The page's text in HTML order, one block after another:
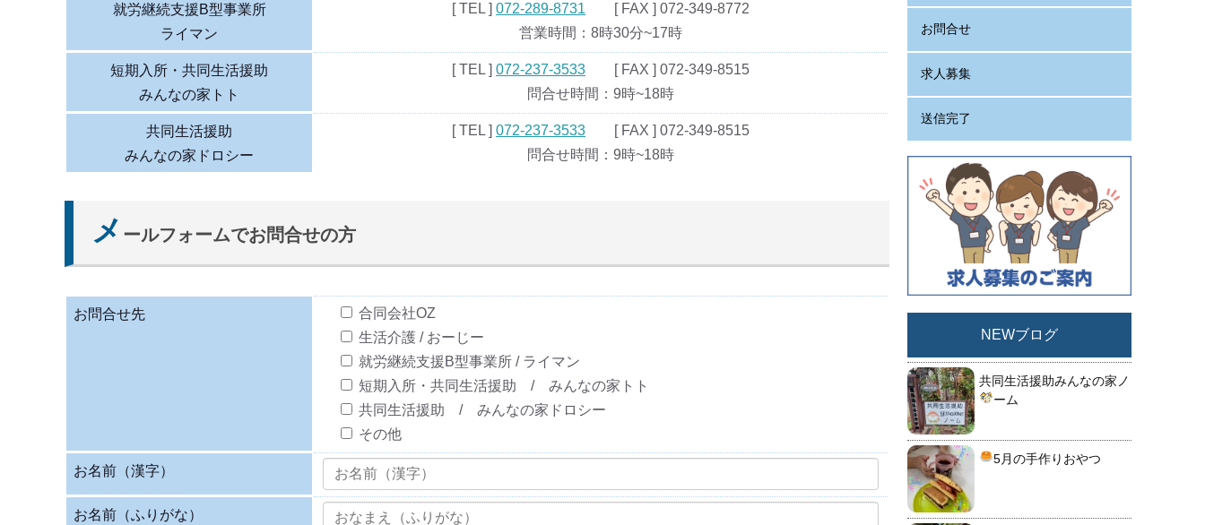
就労継続支援B型事業所
ライマン
[ TEL ] 072-289-8731 [ FAX ] 072-349-8772
営業時間：8時30分~17時
短期入所・共同生活援助
みんなの家トト
[ TEL ] 072-237-3533 [ FAX ] 072-349-8515
問合せ時間：9時~18時
共同生活援助
みんなの家ドロシー
[ TEL ] 072-237-3533 [ FAX ] 072-349-8515
問合せ時間：9時~18時
メ ールフォームでお問合せの方
お問合せ先
合同会社OZ
生活介護 / おーじー
就労継続支援B型事業所 / ライマン
短期入所・共同生活援助 / みんなの家トト
共同生活援助 / みんなの家ドロシー
その他
お名前（漢字）
お名前（ふりがな）
お問合せ
求人募集
送信完了
NEWブログ
共同生活援助みんなの家ノ
ーム
5月の手作りおやつ